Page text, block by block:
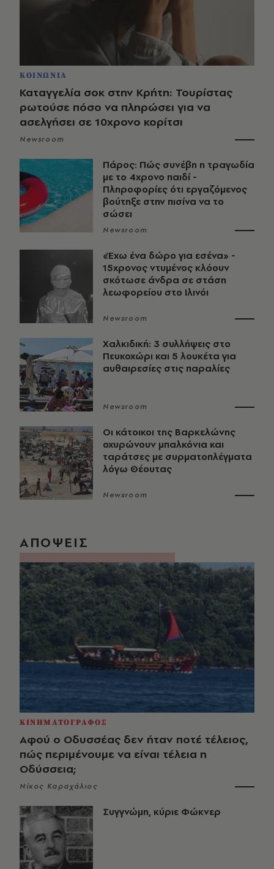
ΚΟΙΝΩΝΙΑ
Καταγγελία σοκ στην Κρήτη: Τουρίστας
ρωτούσε πόσο να πληρώσει για να
ασελγήσει σε 10χρονο κορίτσι
Newsroom
Πάρος: Πώς συνέβη η τραγωδία
με το 4χρονο παιδί -
Πληροφορίες ότι εργαζόμενος
βούτηξε στην πισίνα να το
σώσει
Newsroom
«Έχω ένα δώρο για εσένα» -
15χρονος ντυμένος κλόουν
σκότωσε άνδρα σε στάση
λεωφορείου στο Ιλινόι
Newsroom
Χαλκιδική: 3 συλλήψεις στο
Πευκοχώρι και 5 λουκέτα για
αυθαιρεσίες στις παραλίες
Newsroom
Οι κάτοικοι της Βαρκελώνης
οχυρώνουν μπαλκόνια και
ταράτσες με συρματοπλέγματα
λόγω Θέουτας
Newsroom
ΑΠΟΨΕΙΣ
ΚΙΝΗΜΑΤΟΓΡΑΦΟΣ
Αφού ο Οδυσσέας δεν ήταν ποτέ τέλειος,
πώς περιμένουμε να είναι τέλεια η
Οδύσσεια;
Νίκος Καραχάλιος
Συγγνώμη, κύριε Φώκνερ